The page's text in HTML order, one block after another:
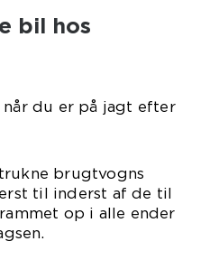
bil hos
du er på jagt efter
brugtvogns
til inderst af de til
op i alle ender